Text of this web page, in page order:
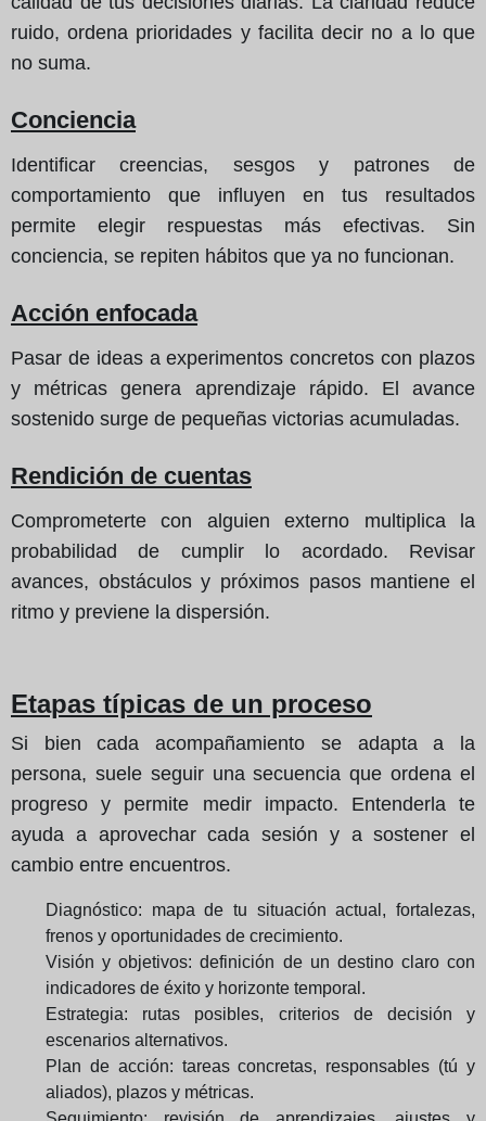
ruido, ordena prioridades y facilita decir no a lo que
no suma.
Conciencia
Identificar creencias, sesgos y patrones de
comportamiento que influyen en tus resultados
permite elegir respuestas más efectivas. Sin
conciencia, se repiten hábitos que ya no funcionan.
Acción enfocada
Pasar de ideas a experimentos concretos con plazos
y métricas genera aprendizaje rápido. El avance
sostenido surge de pequeñas victorias acumuladas.
Rendición de cuentas
Comprometerte con alguien externo multiplica la
probabilidad de cumplir lo acordado. Revisar
avances, obstáculos y próximos pasos mantiene el
ritmo y previene la dispersión.
Etapas típicas de un proceso
Si bien cada acompañamiento se adapta a la
persona, suele seguir una secuencia que ordena el
progreso y permite medir impacto. Entenderla te
ayuda a aprovechar cada sesión y a sostener el
cambio entre encuentros.
Diagnóstico: mapa de tu situación actual, fortalezas,
frenos y oportunidades de crecimiento.
Visión y objetivos: definición de un destino claro con
indicadores de éxito y horizonte temporal.
Estrategia: rutas posibles, criterios de decisión y
escenarios alternativos.
Plan de acción: tareas concretas, responsables (tú y
aliados), plazos y métricas.